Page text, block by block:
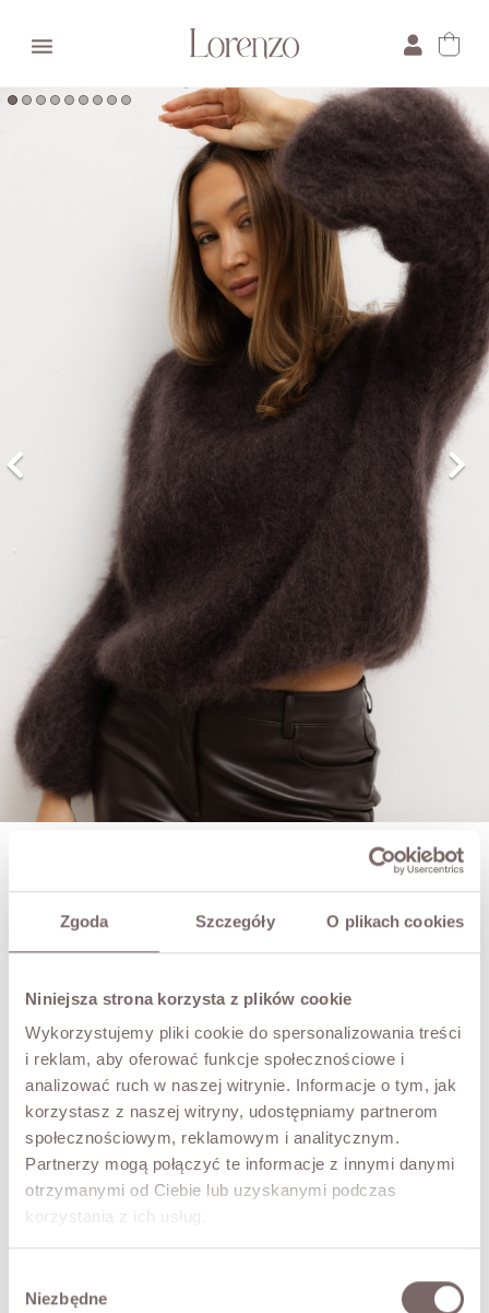
Zgoda Szczegóły O plikach cookies
Niniejsza strona korzysta z plików cookie
Wykorzystujemy pliki cookie do spersonalizowania treści
i reklam, aby oferować funkcje społecznościowe i
analizować ruch w naszej witrynie. Informacje o tym, jak
korzystasz z naszej witryny, udostępniamy partnerom
społecznościowym, reklamowym i analitycznym.
Partnerzy mogą połączyć te informacje z innymi danymi
otrzymanymi od Ciebie lub uzyskanymi podczas
korzystania z ich usług.
zgody
Niezbędne

LUKE MOHAIR SWEATER BROWN PREMIUM
SIZE
COLOR
Brown
ADD TO CART
Ostatnie sztuki!